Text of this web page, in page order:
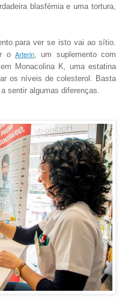
blasfémia e uma tortura,
para ver se isto vai ao sítio.
o Arterin, um suplemento com
Monacolina K, uma estatina
os níveis de colesterol. Basta
sentir algumas diferenças.